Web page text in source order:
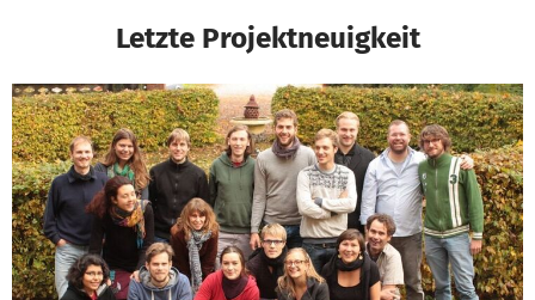
Letzte Projektneuigkeit